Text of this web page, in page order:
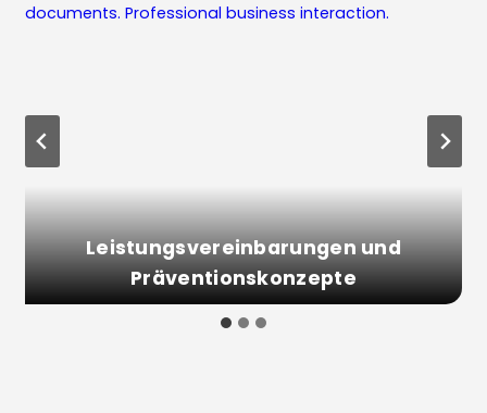
Leistungsvereinbarungen und
Präventionskonzepte